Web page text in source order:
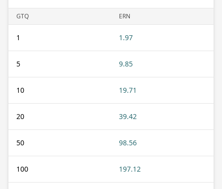
GTQ ERN
1 1.97
5 9.85
10 19.71
20 39.42
50 98.56
100 197.12